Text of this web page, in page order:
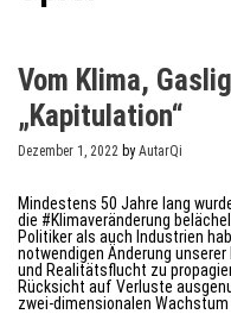
Vom Klima,
„Kapitulation“
Dezember 1, 2022 by AutarQi
Mindestens 50 Jahre lang
die #Klimaveränderung
Politiker als auch Industrien
notwendigen Änderung
und Realitätsflucht zu
Rücksicht auf Verluste
zwei-dimensionalen Wachstum